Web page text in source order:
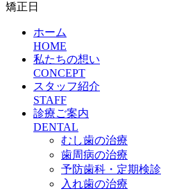
矯正日
ホーム
HOME
私たちの想い
CONCEPT
スタッフ紹介
STAFF
診療ご案内
DENTAL
むし歯の治療
歯周病の治療
予防歯科・定期検診
入れ歯の治療